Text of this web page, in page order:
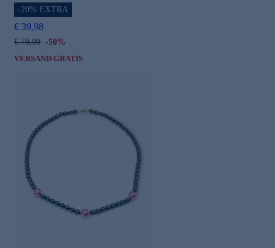
-20% EXTRA
€ 39,98
€ 79,99 -50%
VERSAND GRATIS